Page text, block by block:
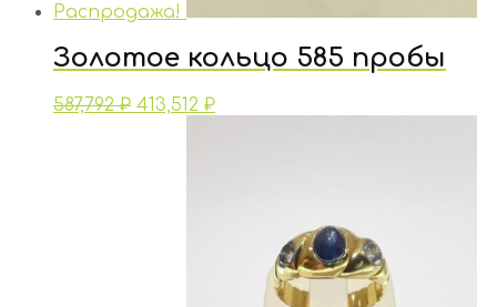
Распродажа!
Золотое кольцо 585 пробы
587,792₽ 413,512 ₽